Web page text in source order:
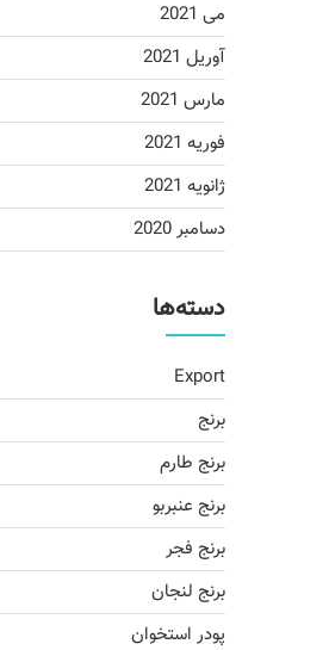
می 2021
آوریل 2021
مارس 2021
فوریه 2021
ژانویه 2021
دسامبر 2020
دسته‌ها
Export
برنج
برنج طارم
برنج عنبربو
برنج فجر
برنج لنجان
پودر استخوان